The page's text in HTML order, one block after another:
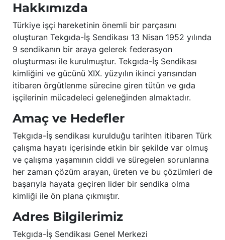
Hakkımızda
Türkiye işçi hareketinin önemli bir parçasını
oluşturan Tekgıda-İş Sendikası 13 Nisan 1952 yılında
9 sendikanın bir araya gelerek federasyon
oluşturması ile kurulmuştur. Tekgıda-İş Sendikası
kimliğini ve gücünü XIX. yüzyılın ikinci yarısından
itibaren örgütlenme sürecine giren tütün ve gıda
işçilerinin mücadeleci geleneğinden almaktadır.
Amaç ve Hedefler
Tekgıda-İş sendikası kurulduğu tarihten itibaren Türk
çalışma hayatı içerisinde etkin bir şekilde var olmuş
ve çalışma yaşamının ciddi ve süregelen sorunlarına
her zaman çözüm arayan, üreten ve bu çözümleri de
başarıyla hayata geçiren lider bir sendika olma
kimliği ile ön plana çıkmıştır.
Adres Bilgilerimiz
Tekgıda-İş Sendikası Genel Merkezi